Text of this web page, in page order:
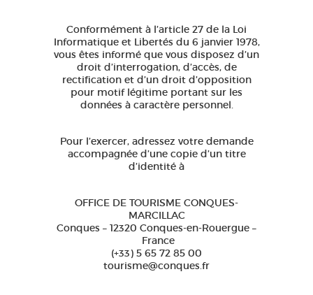
Conformément à l’article 27 de la Loi
Informatique et Libertés du 6 janvier 1978,
vous êtes informé que vous disposez d’un
droit d’interrogation, d’accès, de
rectification et d’un droit d’opposition
pour motif légitime portant sur les
données à caractère personnel.
Pour l’exercer, adressez votre demande
accompagnée d’une copie d’un titre
d’identité à
OFFICE DE TOURISME CONQUES-
MARCILLAC
Conques – 12320 Conques-en-Rouergue –
France
(+33) 5 65 72 85 00
tourisme@conques.fr